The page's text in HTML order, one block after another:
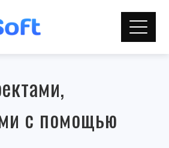
с помощью